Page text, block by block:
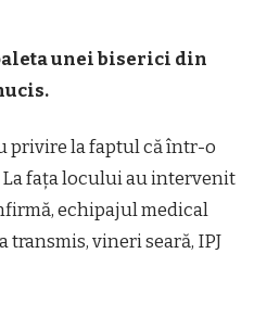
unei biserici din
privire la faptul că într-o
La faţa locului au intervenit
echipajul medical
transmis, vineri seară, IPJ